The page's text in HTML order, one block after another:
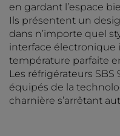
en gardant l’espace
Ils présentent un
dans n’importe quel
interface électronique
température parfaite
Les réfrigérateurs
équipés de la
charnière s’arrêtant